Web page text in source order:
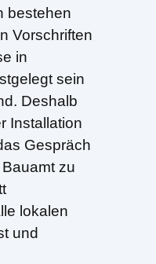
bestehen
Vorschriften
in
sein
Deshalb
Installation
Gespräch
zu
lokalen
und